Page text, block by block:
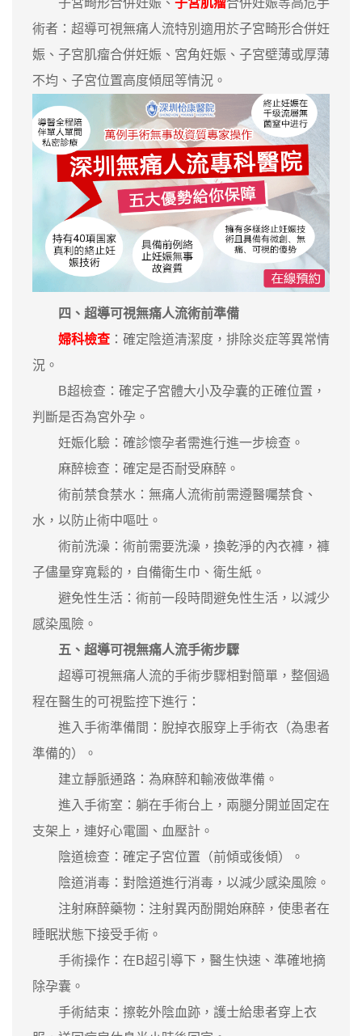
術者：超導可視無痛人流特別適用於子宮畸形合併妊
娠、子宮肌瘤合併妊娠、宮角妊娠、子宮壁薄或厚薄
不均、子宮位置高度傾屈等情況。
四、 超導可視無痛人流術前準備
婦科檢查 ：確定陰道清潔度，排除炎症等異常情
況。
B超檢查：確定子宮體大小及孕囊的正確位置，
判斷是否為宮外孕。
妊娠化驗：確診懷孕者需進行進一步檢查。
麻醉檢查：確定是否耐受麻醉。
術前禁食禁水：無痛人流術前需遵醫囑禁食、
水，以防止術中嘔吐。
術前洗澡：術前需要洗澡，換乾淨的內衣褲，褲
子儘量穿寬鬆的，自備衛生巾、衛生紙。
避免性生活：術前一段時間避免性生活，以減少
感染風險。
五、 超導可視無痛人流手術步驟
超導可視無痛人流的手術步驟相對簡單，整個過
程在醫生的可視監控下進行：
進入手術準備間：脫掉衣服穿上手術衣（為患者
準備的）。
建立靜脈通路：為麻醉和輸液做準備。
進入手術室：躺在手術台上，兩腿分開並固定在
支架上，連好心電圖、血壓計。
陰道檢查：確定子宮位置（前傾或後傾）。
陰道消毒：對陰道進行消毒，以減少感染風險。
注射麻醉藥物：注射異丙酚開始麻醉，使患者在
睡眠狀態下接受手術。
手術操作：在B超引導下，醫生快速、準確地摘
除孕囊。
手術結束：擦乾外陰血跡，護士給患者穿上衣